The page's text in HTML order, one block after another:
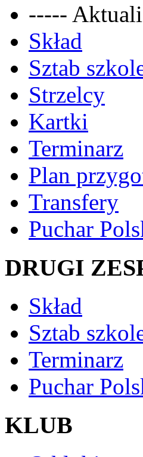
-----
Skład
Sztab
Strzelcy
Kartki
Terminarz
Plan
Transfery
Puchar
DRUGI
Skład
Sztab
Terminarz
Puchar
KLUB